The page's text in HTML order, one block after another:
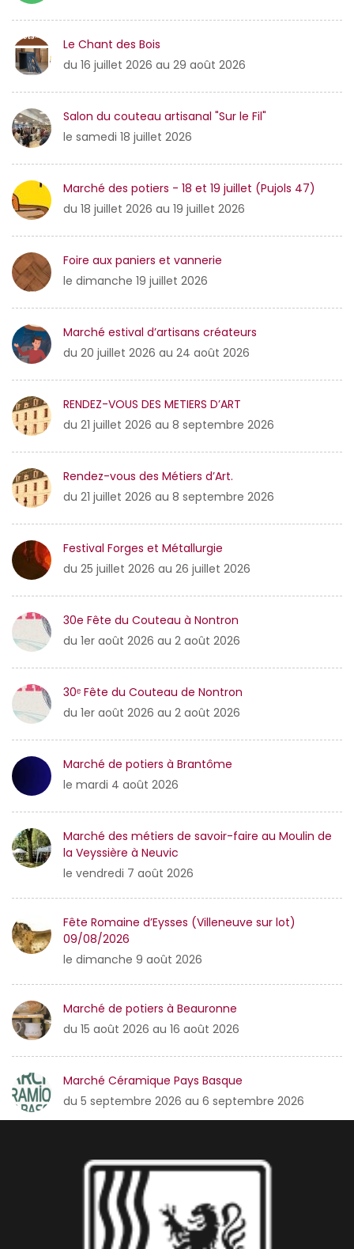
Le Chant des Bois
du 16 juillet 2026 au 29 août 2026
Salon du couteau artisanal "Sur le Fil"
le samedi 18 juillet 2026
Marché des potiers - 18 et 19 juillet (Pujols 47)
du 18 juillet 2026 au 19 juillet 2026
Foire aux paniers et vannerie
le dimanche 19 juillet 2026
Marché estival d’artisans créateurs
du 20 juillet 2026 au 24 août 2026
RENDEZ-VOUS DES METIERS D’ART
du 21 juillet 2026 au 8 septembre 2026
Rendez-vous des Métiers d’Art.
du 21 juillet 2026 au 8 septembre 2026
Festival Forges et Métallurgie
du 25 juillet 2026 au 26 juillet 2026
30e Fête du Couteau à Nontron
du 1er août 2026 au 2 août 2026
30ᵉ Fête du Couteau de Nontron
du 1er août 2026 au 2 août 2026
Marché de potiers à Brantôme
le mardi 4 août 2026
Marché des métiers de savoir-faire au Moulin de
la Veyssière à Neuvic
le vendredi 7 août 2026
Fête Romaine d’Eysses (Villeneuve sur lot)
09/08/2026
le dimanche 9 août 2026
Marché de potiers à Beauronne
du 15 août 2026 au 16 août 2026
Marché Céramique Pays Basque
du 5 septembre 2026 au 6 septembre 2026